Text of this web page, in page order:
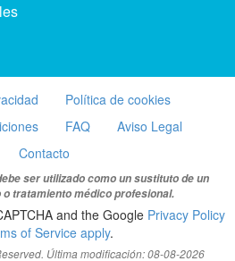
Política de cookies
FAQ
Aviso Legal
Contacto
ser utilizado como un sustituto de un
tratamiento médico profesional.
and the Google Privacy Policy
of Service apply.
Última modificación: 08-08-2026